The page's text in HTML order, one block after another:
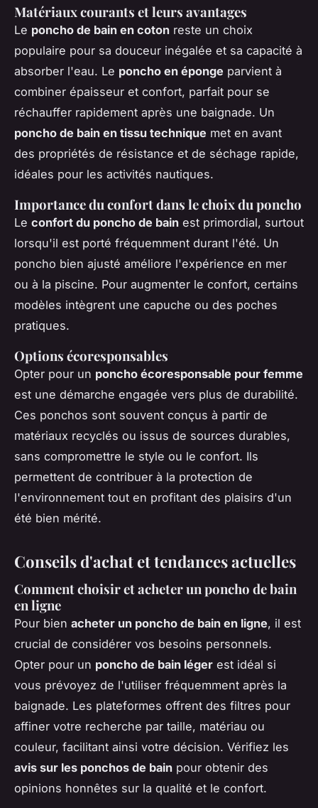
Matériaux courants et leurs avantages
Le poncho de bain en coton reste un choix
populaire pour sa douceur inégalée et sa capacité à
absorber l'eau. Le poncho en éponge parvient à
combiner épaisseur et confort, parfait pour se
réchauffer rapidement après une baignade. Un
poncho de bain en tissu technique met en avant
des propriétés de résistance et de séchage rapide,
idéales pour les activités nautiques.
Importance du confort dans le choix du poncho
Le confort du poncho de bain est primordial, surtout
lorsqu'il est porté fréquemment durant l'été. Un
poncho bien ajusté améliore l'expérience en mer
ou à la piscine. Pour augmenter le confort, certains
modèles intègrent une capuche ou des poches
pratiques.
Options écoresponsables
Opter pour un poncho écoresponsable pour femme
est une démarche engagée vers plus de durabilité.
Ces ponchos sont souvent conçus à partir de
matériaux recyclés ou issus de sources durables,
sans compromettre le style ou le confort. Ils
permettent de contribuer à la protection de
l'environnement tout en profitant des plaisirs d'un
été bien mérité.
Conseils d'achat et tendances actuelles
Comment choisir et acheter un poncho de bain
en ligne
Pour bien acheter un poncho de bain en ligne, il est
crucial de considérer vos besoins personnels.
Opter pour un poncho de bain léger est idéal si
vous prévoyez de l'utiliser fréquemment après la
baignade. Les plateformes offrent des filtres pour
affiner votre recherche par taille, matériau ou
couleur, facilitant ainsi votre décision. Vérifiez les
avis sur les ponchos de bain pour obtenir des
opinions honnêtes sur la qualité et le confort.